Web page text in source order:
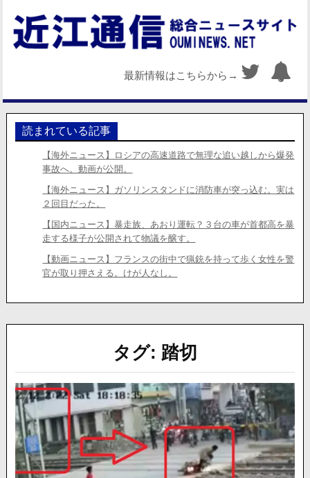
最新情報はこちらから→
読まれている記事
【海外ニュース】ロシアの高速道路で無理な追い越しから爆発
事故へ。動画が公開。
【海外ニュース】ガソリンスタンドに消防車が突っ込む。実は
２回目だった。
【国内ニュース】暴走族、あおり運転？３台の車が首都高を暴
走する様子が公開されて物議を醸す。
【動画ニュース】フランスの街中で猟銃を持って歩く女性を警
官が取り押さえる。けが人なし。
タグ: 踏切